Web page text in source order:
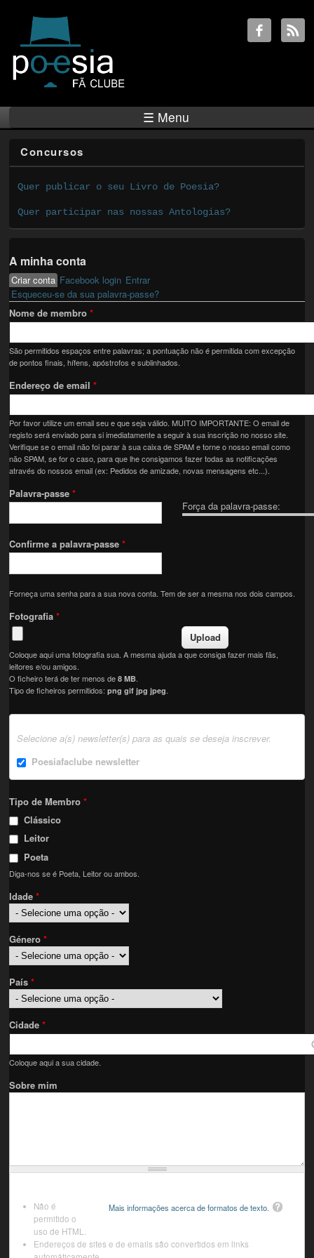
☰ Menu
Concursos
Quer publicar o seu Livro de Poesia?
Quer participar nas nossas Antologias?
A minha conta
Primary tabs
Criar conta (active tab)
Facebook login Entrar
Esqueceu-se da sua palavra-passe?
Nome de membro*
São permitidos espaços entre palavras; a pontuação não é permitida com excepção
de pontos finais, hífens, apóstrofos e sublinhados.
Endereço de email*
Por favor utilize um email seu e que seja válido. MUITO IMPORTANTE: O email de
registo será enviado para si imediatamente a seguir à sua inscrição no nosso site.
Verifique se o email não foi parar à sua caixa de SPAM e torne o nosso email como
não SPAM, se for o caso, para que lhe consigamos fazer todas as notificações
através do nossos email (ex: Pedidos de amizade, novas mensagens etc...).
Força da palavra-passe:
Palavra-passe*
Confirme a palavra-passe*
Forneça uma senha para a sua nova conta. Tem de ser a mesma nos dois campos.
Fotografia*
Coloque aqui uma fotografia sua. A mesma ajuda a que consiga fazer mais fãs,
leitores e/ou amigos.
O ficheiro terá de ter menos de8 MB
Tipo de ficheiros permitidos:png gif jpg jpeg
Selecione a(s) newsletter(s) para as quais se deseja inscrever.
Poesiafaclube newsletter
Tipo de Membro*
Clássico
Leitor
Poeta
Diga-nos se é Poeta, Leitor ou ambos.
Idade*
Género*
País*
Cidade*
Coloque aqui a sua cidade.
Sobre mim
Mais informações acerca de formatos de texto.
Não é
permitido o
uso de HTML.
Endereços de sites e de emails são convertidos em links